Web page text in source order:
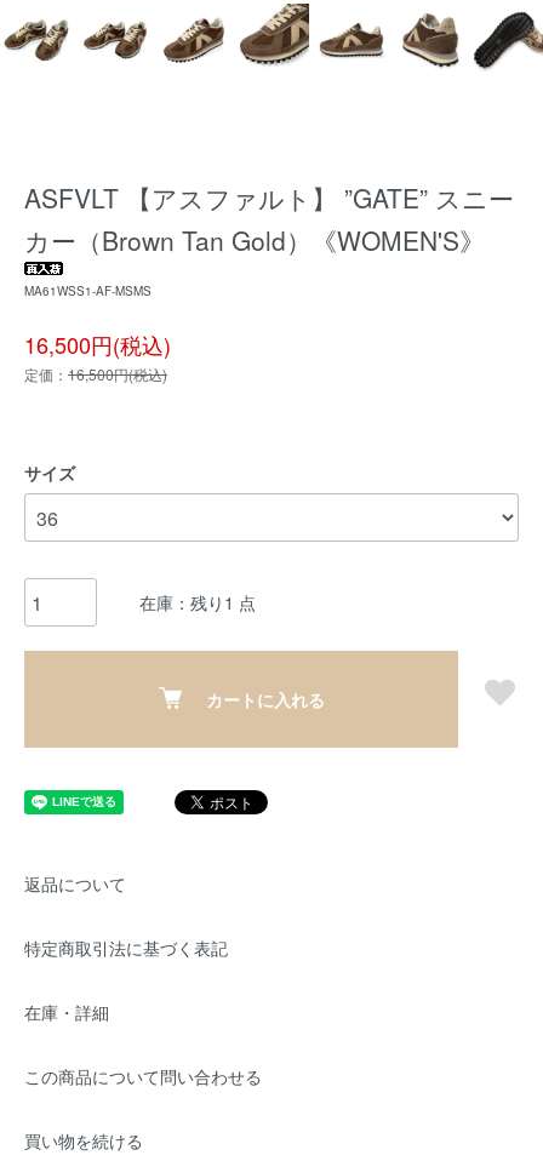
ASFVLT 【アスファルト】 ”GATE” スニー
カー（Brown Tan Gold）《WOMEN'S》
MA61WSS1-AF-MSMS
16,500円(税込)
定価： 16,500円(税込)
サイズ
在庫：残り1 点
カートに入れる
返品について
特定商取引法に基づく表記
在庫・詳細
この商品について問い合わせる
買い物を続ける